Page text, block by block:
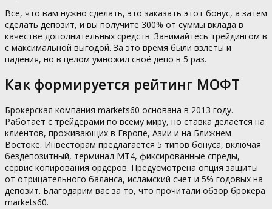
Все, что вам нужно сделать, это заказать этот бонус, а затем
сделать депозит, и вы получите 300% от суммы вклада в
качестве дополнительных средств. Занимайтесь трейдингом в
с максимальной выгодой. За это время были взлёты и
падения, но в целом умножил своё депо в 5 раз.
Как формируется рейтинг МОФТ
Брокерская компания markets60 основана в 2013 году.
Работает с трейдерами по всему миру, но ставка делается на
клиентов, проживающих в Европе, Азии и на Ближнем
Востоке. Инвесторам предлагается 5 типов бонуса, включая
бездепозитный, терминал МТ4, фиксированные спреды,
сервис копирования ордеров. Предусмотрена опция защиты
от отрицательного баланса, исламский счет и 5% годовых на
депозит. Благодарим вас за то, что прочитали обзор брокера
markets60.